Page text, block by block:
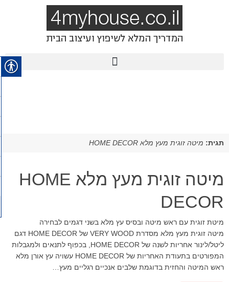
תגית: מיטה זוגית מעץ מלא HOME DECOR
מיטה זוגית מעץ מלא HOME
DECOR
מיטת זוגית עם ראש מיטה ובסיס עץ מלא בשני דגמים לבחירה
מיטה זוגית מעץ מלא מסדרת VERY WOOD של HOME DECOR דגם
ליטל/לינור אחריות לשנה של HOME DECOR, בכפוף לתנאים ולמגבלות
המפורטים בתעודת האחריות של HOME DECOR עשויה עץ אורן מלא
ראש המיטה והחזית בדוגמת שלבים אנכיים רגליים מעץ…